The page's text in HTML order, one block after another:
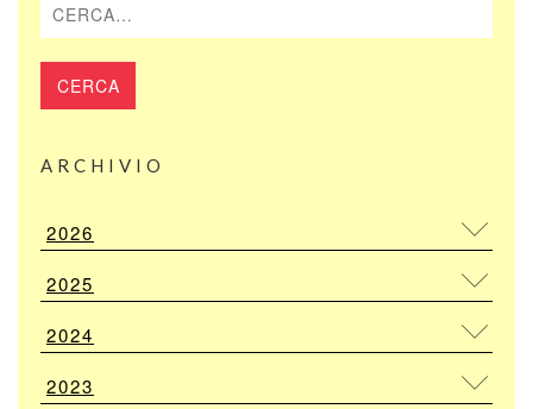
ARCHIVIO
2026
2025
2024
2023